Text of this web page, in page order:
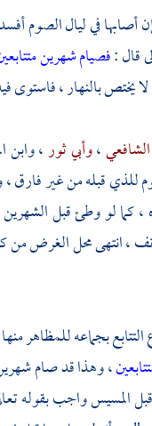
أصابها في ليال الصوم
قال :فصيام شهرين
يختص بالنهار ، فاستوى
الشافعي،وأبي ثور،وابن
للذي قبله من غير
، كما لو وطئ قبل
، انتهى محل الغرض
بجماعه للمظاهر
، وهذا قد صام
المسيس واجب بقوله